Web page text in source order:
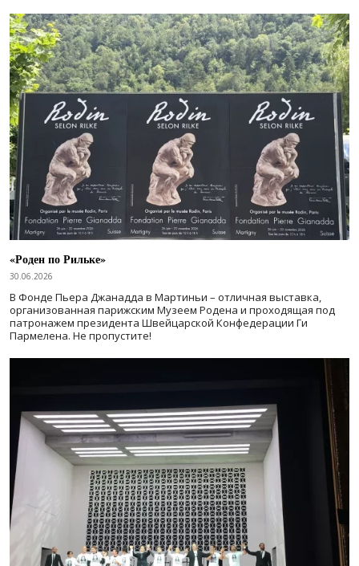
«Роден по Рильке»
30.06.2026
В Фонде Пьера Джанадда в Мартиньи – отличная выставка,
организованная парижским Музеем Родена и проходящая под
патронажем президента Швейцарской Конфедерации Ги
Пармелена. Не пропустите!